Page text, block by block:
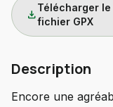
download
Télécharger le
fichier GPX
Description
Encore une